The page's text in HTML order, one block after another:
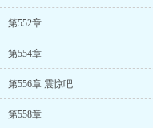
第552章
第554章
第556章 震惊吧
第558章